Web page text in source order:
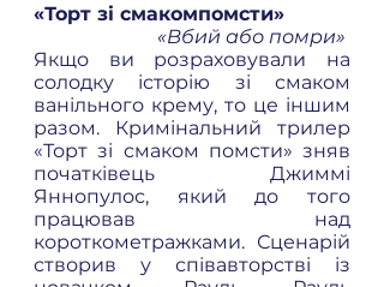
«Торт зі смакомпомсти»
«Вбий або помри»
Якщо ви розраховували на
солодку історію зі смаком
ванільного крему, то це іншим
разом. Кримінальний трилер
«Торт зі смаком помсти» зняв
початківець Джиммі
Яннопулос, який до того
працював над
короткометражками. Сценарій
створив у співавторстві із